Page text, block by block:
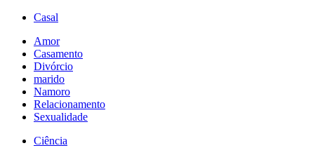
Casal
Amor
Casamento
Divórcio
marido
Namoro
Relacionamento
Sexualidade
Ciência